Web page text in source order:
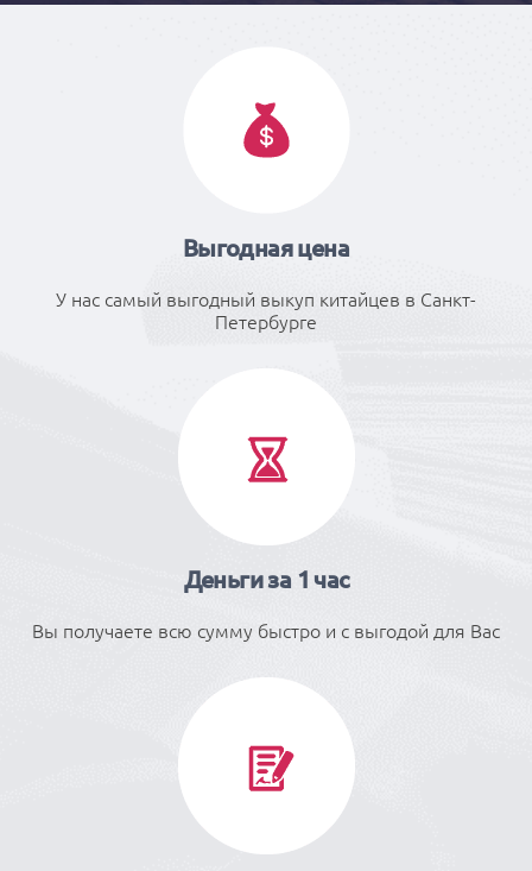
Выгодная цена
У нас самый выгодный выкуп китайцев в Санкт-
Петербурге
Деньги за 1 час
Вы получаете всю сумму быстро и с выгодой для Вас